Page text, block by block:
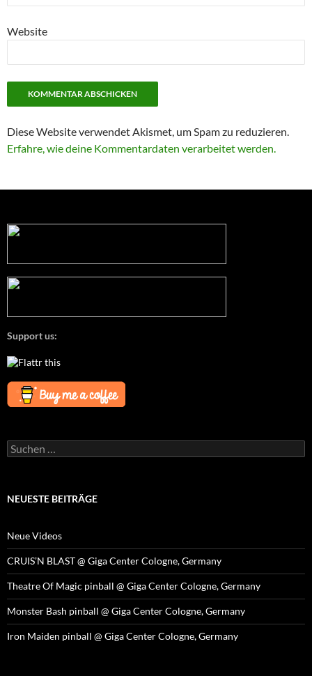
Website
Diese Website verwendet Akismet, um Spam zu reduzieren.
Erfahre, wie deine Kommentardaten verarbeitet werden.
Support us:
Suchen
nach:
NEUESTE BEITRÄGE
Neue Videos
CRUIS’N BLAST @ Giga Center Cologne, Germany
Theatre Of Magic pinball @ Giga Center Cologne, Germany
Monster Bash pinball @ Giga Center Cologne, Germany
Iron Maiden pinball @ Giga Center Cologne, Germany